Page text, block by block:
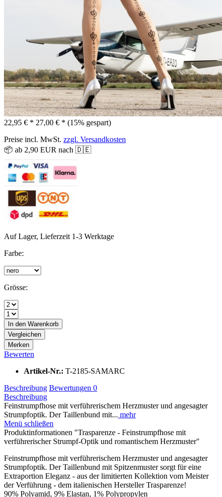
22,95 € * 27,00 € * (15% gespart)
Preise incl. MwSt. zzgl. Versandkosten
📦 ab 2,90 EUR nach 🇩🇪
Auf Lager, Lieferzeit 1-3 Werktage
Farbe:
Grösse:
In den Warenkorb
Vergleichen
Merken
Bewerten
Artikel-Nr.: T-2185-SAMARC
Beschreibung Bewertungen 0
Beschreibung
Feinstrumpfhose mit verführerischem Herzmuster und angesagter
Strumpfoptik. Der Taillenbund mit... mehr
Menü schließen
Produktinformationen "Trasparenze - Feinstrumpfhose mit
verführerischer Strumpf-Optik und romantischem Herzmuster"
Feinstrumpfhose mit verführerischem Herzmuster und angesagter
Strumpfoptik. Der Taillenbund mit Spitzenmuster sorgt für eine
Extraportion Eleganz - aus der limitierten Kollektion vom Meister
der Verführung - dem italienischen Hersteller Trasparenze!
90% Polyamid, 9% Elastan, 1% Polypropylen